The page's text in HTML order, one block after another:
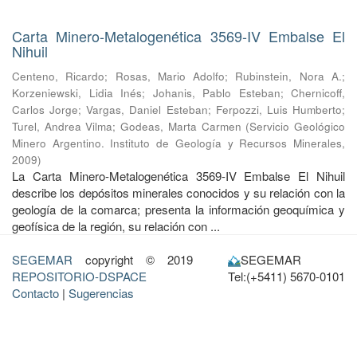
Carta Minero-Metalogenética 3569-IV Embalse El
Nihuil
Centeno, Ricardo; Rosas, Mario Adolfo; Rubinstein, Nora A.;
Korzeniewski, Lidia Inés; Johanis, Pablo Esteban; Chernicoff,
Carlos Jorge;Vargas, Daniel Esteban; Ferpozzi, Luis Humberto;
Turel, Andrea Vilma;Godeas, Marta Carmen (Servicio Geológico
Minero Argentino. Instituto de Geología y Recursos Minerales,
2009)
La Carta Minero-Metalogenética 3569-IV Embalse El Nihuil
describe los depósitos minerales conocidos y su relación con la
geología de la comarca; presenta la información geoquímica y
geofísica de la región, su relación con ...
SEGEMAR copyright © 2019
REPOSITORIO-DSPACE
Contacto | Sugerencias
SEGEMAR
Tel:(+5411) 5670-0101